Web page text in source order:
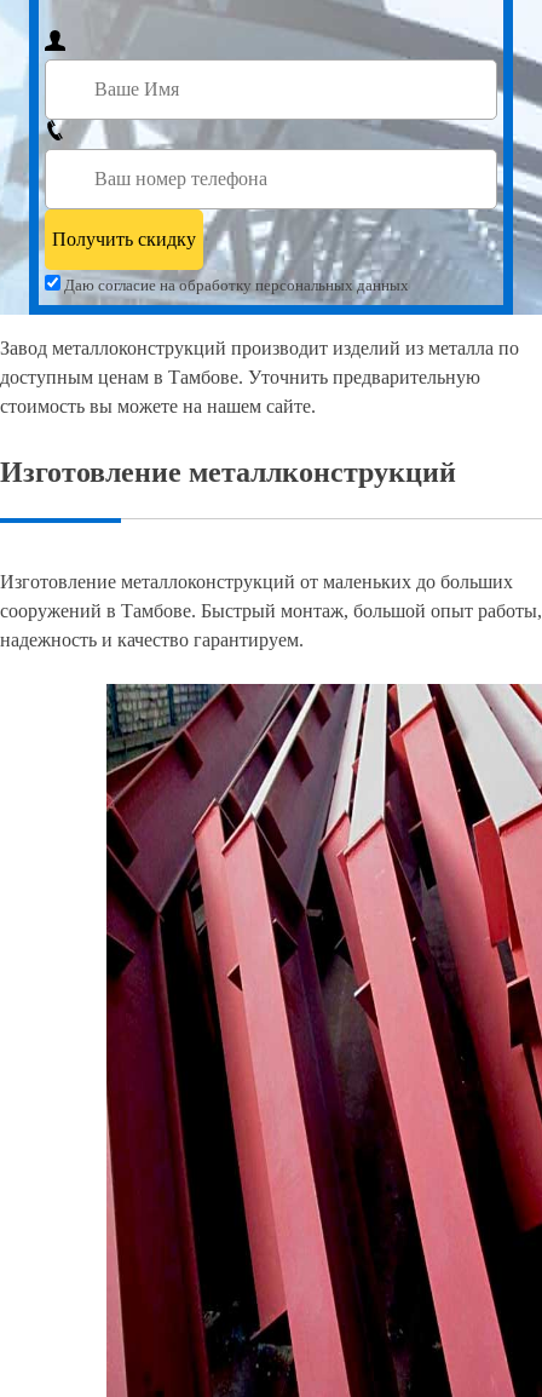
Даю согласие на обработку персональных данных
Завод металлоконструкций производит изделий из металла по
доступным ценам в Тамбове. Уточнить предварительную
стоимость вы можете на нашем сайте.
Изготовление металлконструкций
Изготовление металлоконструкций от маленьких до больших
сооружений в Тамбове. Быстрый монтаж, большой опыт работы,
надежность и качество гарантируем.